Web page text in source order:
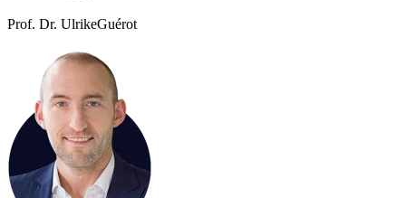
Prof. Dr. UlrikeGuérot